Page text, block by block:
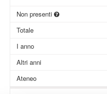
Non presenti
Totale
I anno
Altri anni
Ateneo